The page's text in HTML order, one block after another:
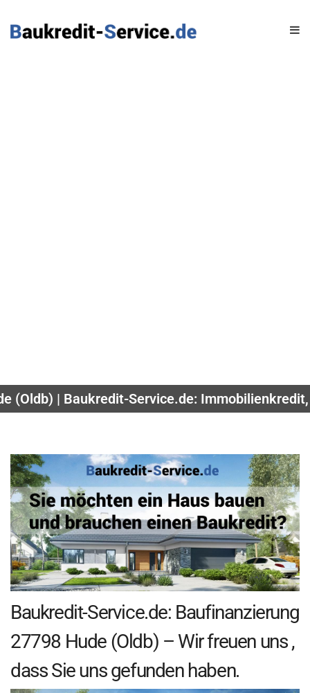
(Oldb) | Baukredit-Service.de:
Baukredit-Service.de: Baufinanzierung
27798 Hude (Oldb) – Wir freuen uns ,
dass Sie uns gefunden haben.